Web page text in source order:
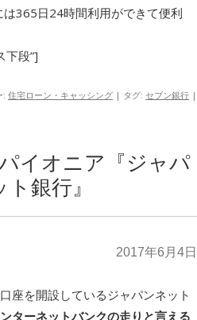
365日24時間利用ができて便利
段”]
: 住宅ローン・キャッシング | タグ: セブン銀行 |
イオニア『ジャパ
銀行』
2017年6月4日
座を開設しているジャパンネット
ターネットバンクの走りと言える